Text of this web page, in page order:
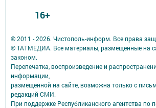
© 2011 - 2026. Чистополь-информ. Все права
© ТАТМЕДИА. Все материалы, размещенные на
законом.
Перепечатка, воспроизведение и
информации,
размещенной на сайте, возможна только с
редакций СМИ.
При поддержке Республиканского агентства по
16+